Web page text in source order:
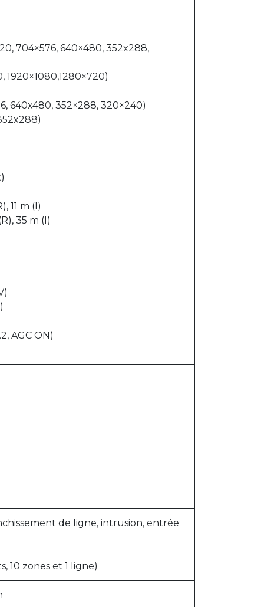
704×576, 640×480, 352x288,
1920×1080,1280×720)
640x480, 352×288, 320×240)
11 m (I)
35 m (I)
AGC ON)
de ligne, intrusion, entrée
10 zones et 1 ligne)